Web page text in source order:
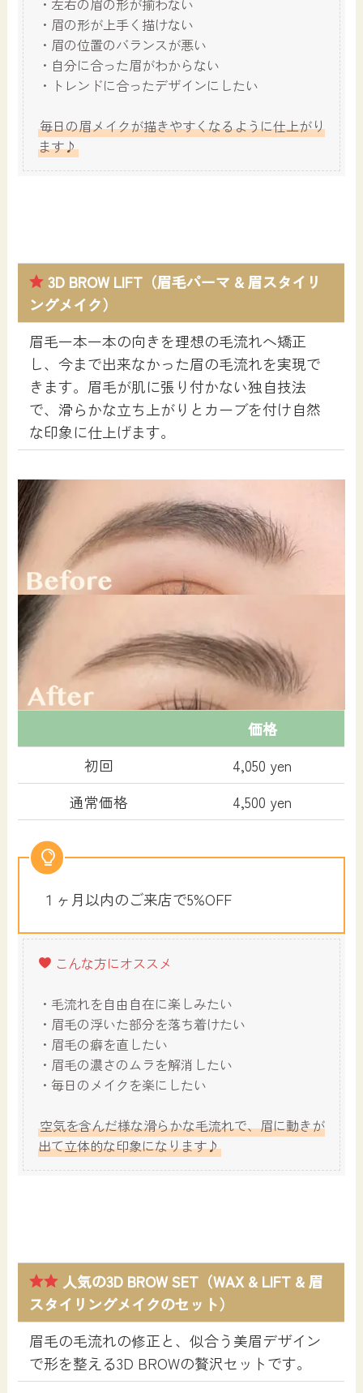
・眉の形が上手く描けない
・眉の位置のバランスが悪い
・自分に合った眉がわからない
・トレンドに合ったデザインにしたい
毎日の眉メイクが描きやすくなるように仕上がり
ます♪
3D BROW LIFT（眉毛パーマ & 眉スタイリ
ングメイク）
眉毛一本一本の向きを理想の毛流れへ矯正
し、今まで出来なかった眉の毛流れを実現で
きます。眉毛が肌に張り付かない独自技法
で、滑らかな立ち上がりとカーブを付け自然
な印象に仕上げます。
価格
初回
4,050 yen
通常価格
4,500 yen
１ヶ月以内のご来店で5%OFF
こんな方にオススメ
・毛流れを自由自在に楽しみたい
・眉毛の浮いた部分を落ち着けたい
・眉毛の癖を直したい
・眉毛の濃さのムラを解消したい
・毎日のメイクを楽にしたい
空気を含んだ様な滑らかな毛流れで、眉に動きが
出て立体的な印象になります♪
人気の3D BROW SET（WAX & LIFT & 眉
スタイリングメイクのセット）
眉毛の毛流れの修正と、似合う美眉デザイン
で形を整える3D BROWの贅沢セットです。